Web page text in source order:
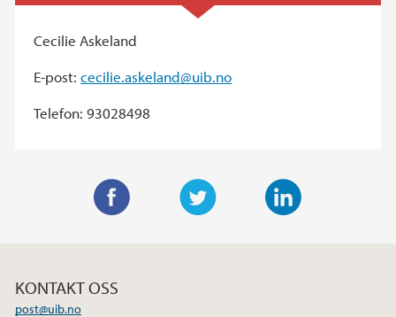
Cecilie Askeland
E-post:cecilie.askeland@uib.no
Telefon: 93028498
e
KONTAKT OSS
post@uib.no